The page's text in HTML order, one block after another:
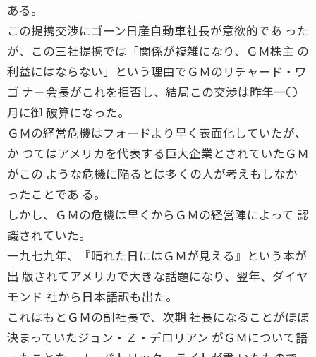
ある。
この提携交渉にゴーン日産自動車社長が意欲的であ った
が、この三社提携では「関係が複雑になり、ＧＭ株主 の
利益にはならない」という理由でＧＭのリチャード・ワ
ゴ ナー会長がこれを拒否し、結局この交渉は昨年一〇
月に御 破算になった。
ＧＭの経営危機はフォードより早く表面化していたが、
か つてはアメリカを代表する巨大企業とされていたＧＭ
がこの ような危機に陥るとは多くの人が考えもしなか
ったことであ る。
しかし、ＧＭの危機は早くからＧＭの経営陣によって 認
識されていた。
一九七九年、『晴れた日にはＧＭが見える』という本が
出 版されてアメリカで大きな話題になり、翌年、ダイヤ
モンド 社から日本語訳も出た。
これはもとＧＭの副社長で、次期 社長になることがほぼ
決まっていたジョン・Ｚ・デロリアン がＧＭについて語